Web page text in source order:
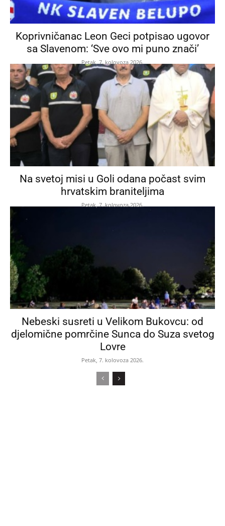
Koprivničanac Leon Geci potpisao ugovor
sa Slavenom: ‘Sve ovo mi puno znači’
Petak, 7. kolovoza 2026.
Na svetoj misi u Goli odana počast svim
hrvatskim braniteljima
Petak, 7. kolovoza 2026.
Nebeski susreti u Velikom Bukovcu: od
djelomične pomrčine Sunca do Suza svetog
Lovre
Petak, 7. kolovoza 2026.